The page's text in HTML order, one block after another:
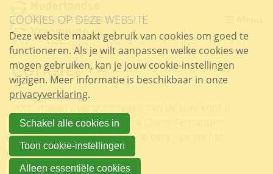
links
over
Spring
naar
de
inhoud
naar
het
menu
Contact
contact opnemen met Laura Claret Fernández,
secretaris van de NBV. Zij is te bereiken via het
volgende adres:
COOKIES OP DEZE WEBSITE
Deze website maakt gebruik van cookies om goed te
functioneren. Als je wilt aanpassen welke cookies we
mogen gebruiken, kan je jouw cookie-instellingen
wijzigen. Meer informatie is beschikbaar in onze
privacyverklaring.
Schakel alle cookies in
Toon cookie-instellingen
Alleen essentiële cookies